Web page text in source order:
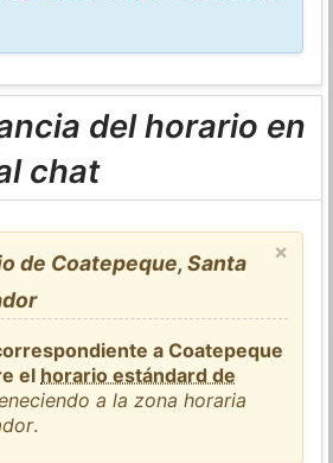
del horario en
chat
×
de Coatepeque, Santa
a Coatepeque
el horario estándard de
a la zona horaria
.